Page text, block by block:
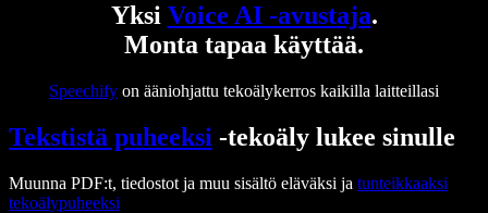
Yksi Voice AI -avustaja.
Monta tapaa käyttää.
Speechify on ääniohjattu tekoälykerros kaikilla laitteillasi
Tekstistä puheeksi -tekoäly lukee sinulle
Muunna PDF:t, tiedostot ja muu sisältö eläväksi ja tunteikkaaksi
tekoälypuheeksi